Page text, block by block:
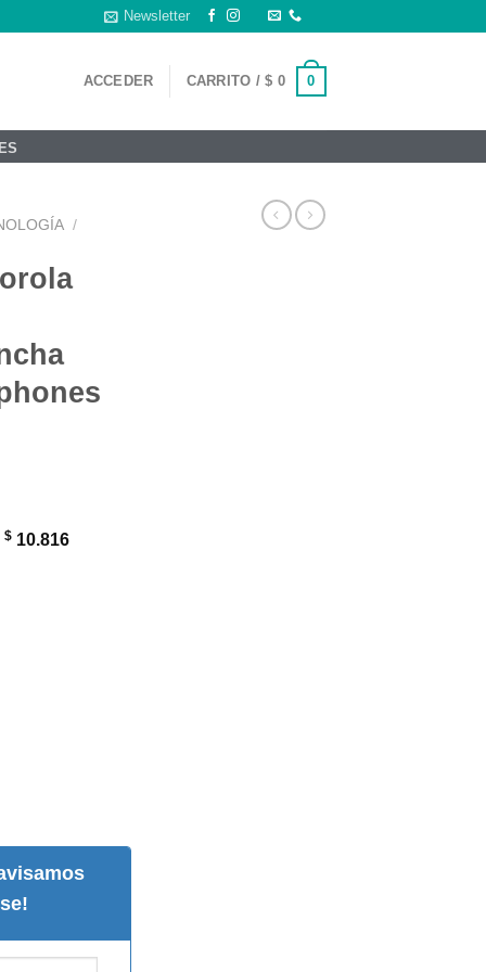
Newsletter
ACCEDER CARRITO /$ 0 0
/
$ 10.816